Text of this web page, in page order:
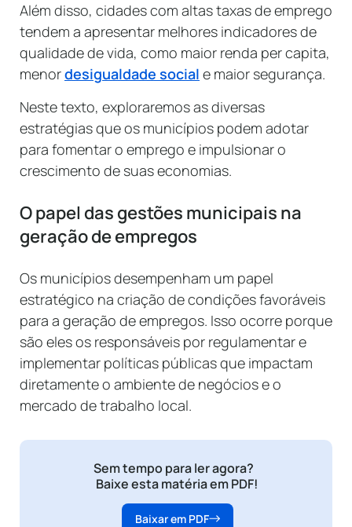
Além disso, cidades com altas taxas de emprego
tendem a apresentar melhores indicadores de
qualidade de vida, como maior renda per capita,
menordesigualdade social e maior segurança.
Neste texto, exploraremos as diversas
estratégias que os municípios podem adotar
para fomentar o emprego e impulsionar o
crescimento de suas economias.
O papel das gestões municipais na
geração de empregos
Os municípios desempenham um papel
estratégico na criação de condições favoráveis
para a geração de empregos. Isso ocorre porque
são eles os responsáveis por regulamentar e
implementar políticas públicas que impactam
diretamente o ambiente de negócios e o
mercado de trabalho local.
Sem tempo para ler agora?
Baixe esta matéria em PDF!
Baixar em PDF